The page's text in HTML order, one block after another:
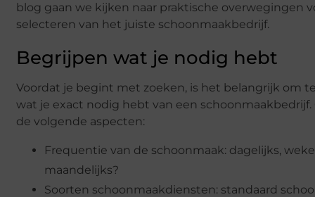
blog gaan we kijken naar praktische overwegingen
selecteren van het juiste schoonmaakbedrijf.
Begrijpen wat je nodig hebt
Voordat je begint met zoeken, is het belangrijk om
wat je exact nodig hebt van een schoonmaakbedrijf.
de volgende aspecten:
Frequentie van de schoonmaak: dagelijks,
maandelijks?
Soorten schoonmaakdiensten: standaard